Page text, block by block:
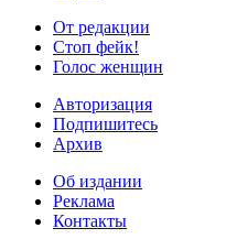
От редакции
Стоп фейк!
Голос женщин
Авторизация
Подпишитесь
Архив
Об издании
Реклама
Контакты